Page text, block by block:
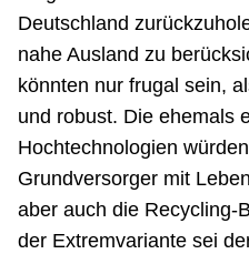
Deutschland
nahe Ausland zu
könnten nur frugal sein,
und robust. Die ehemals
Hochtechnologien
Grundversorger mit
aber auch die Recycling-
der Extremvariante sei